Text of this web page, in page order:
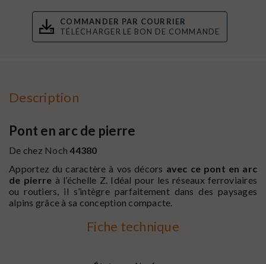
COMMANDER PAR COURRIER
TÉLÉCHARGER LE BON DE COMMANDE
Description
Pont en arc de pierre
De chez Noch 44380
Apportez du caractère à vos décors avec ce pont en arc
de pierre à l’échelle Z. Idéal pour les réseaux ferroviaires
ou routiers, il s’intègre parfaitement dans des paysages
alpins grâce à sa conception compacte.
Fiche technique